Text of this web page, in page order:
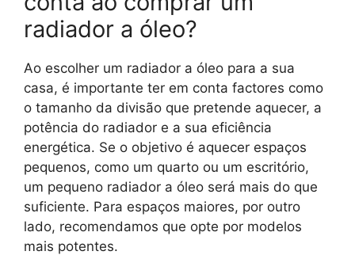
radiador a óleo?
Ao escolher um radiador a óleo para a sua
casa, é importante ter em conta factores como
o tamanho da divisão que pretende aquecer, a
potência do radiador e a sua eficiência
energética. Se o objetivo é aquecer espaços
pequenos, como um quarto ou um escritório,
um pequeno radiador a óleo será mais do que
suficiente. Para espaços maiores, por outro
lado, recomendamos que opte por modelos
mais potentes.